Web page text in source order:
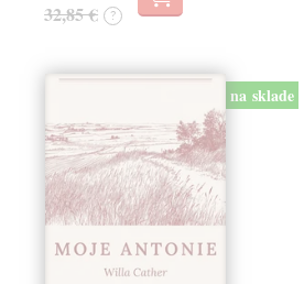
32,85 € ?
na sklade